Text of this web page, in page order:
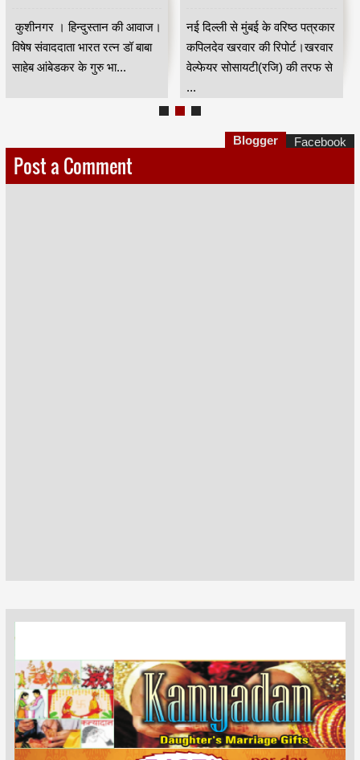
कुशीनगर । हिन्दुस्तान की आवाज।
विषेष संवाददाता भारत रत्न डॉ बाबा
साहेब आंबेडकर के गुरु भा...
नई दिल्ली से मुंबई के वरिष्ठ पत्रकार
कपिलदेव खरवार की रिपोर्ट।खरवार
वेल्फेयर सोसायटी(रजि) की तरफ से
...
Post a Comment
Blogger Facebook